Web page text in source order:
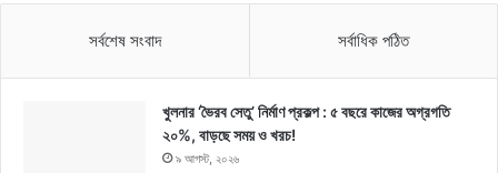
সর্বশেষ সংবাদ সর্বাধিক পঠিত
খুলনার ‘ভৈরব সেতু’ নির্মাণ প্রকল্প : ৫ বছরে কাজের অগ্রগতি
২০%, বাড়ছে সময় ও খরচ!
৯ আগস্ট, ২০২৬